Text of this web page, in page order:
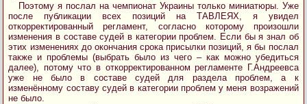
Поэтому я послал на чемпионат Украины только миниатюры. Уже
после публикации всех позиций на ТАВЛЕЯХ, я увидел
откорректированный регламент, согласно которому произошли
изменения в составе судей в категории проблем. Если бы я знал об
этих изменениях до окончания срока присылки позиций, я бы послал
также и проблемы (выбрать было из чего – как можно убедиться
далее), потому что в откорректированном регламенте Г.Андреевса
уже не было в составе судей для раздела проблем, а к
изменённому составу судей в категории проблем у меня возражений
не было.